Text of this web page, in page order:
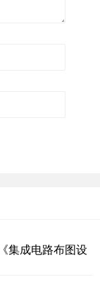
集成电路布图设